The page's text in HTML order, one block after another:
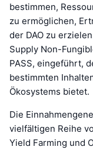
bestimmen,
zu ermöglichen,
der DAO zu
Supply Non-
PASS, eingeführt,
bestimmten
Ökosystems bietet.
Die
vielfältigen Reihe
Yield Farming und